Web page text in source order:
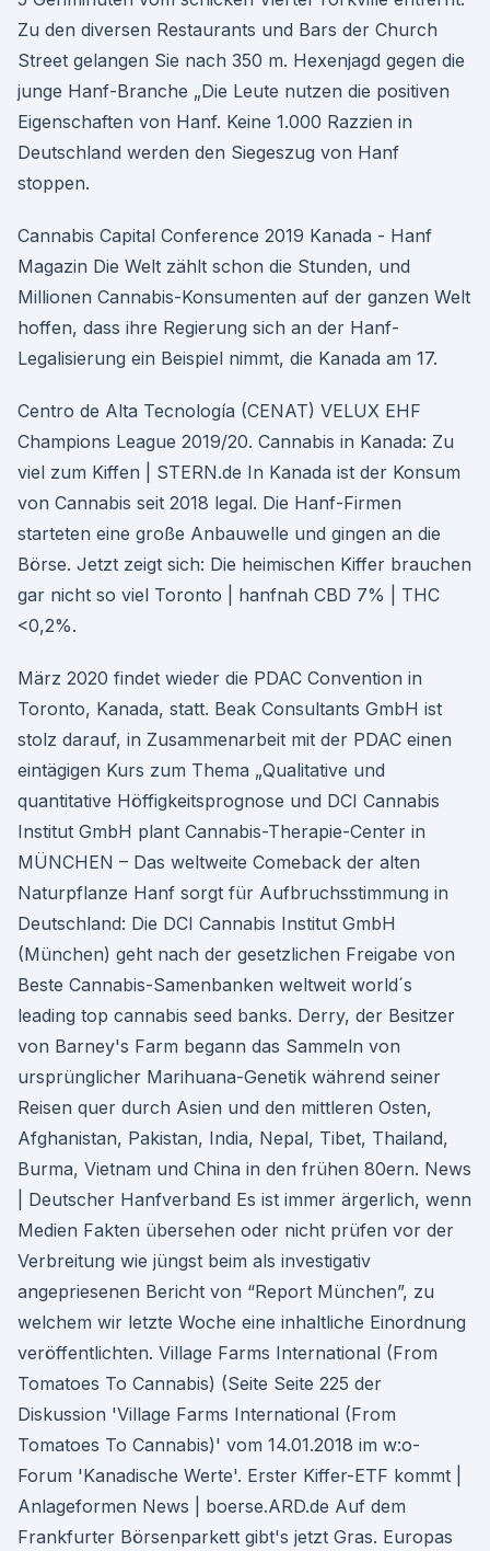
Zu den diversen Restaurants und Bars der Church
Street gelangen Sie nach 350 m. Hexenjagd gegen die
junge Hanf-Branche „Die Leute nutzen die positiven
Eigenschaften von Hanf. Keine 1.000 Razzien in
Deutschland werden den Siegeszug von Hanf
stoppen.
Cannabis Capital Conference 2019 Kanada - Hanf
Magazin Die Welt zählt schon die Stunden, und
Millionen Cannabis-Konsumenten auf der ganzen Welt
hoffen, dass ihre Regierung sich an der Hanf-
Legalisierung ein Beispiel nimmt, die Kanada am 17.
Centro de Alta Tecnología (CENAT) VELUX EHF
Champions League 2019/20. Cannabis in Kanada: Zu
viel zum Kiffen | STERN.de In Kanada ist der Konsum
von Cannabis seit 2018 legal. Die Hanf-Firmen
starteten eine große Anbauwelle und gingen an die
Börse. Jetzt zeigt sich: Die heimischen Kiffer brauchen
gar nicht so viel Toronto | hanfnah CBD 7% | THC
<0,2%.
März 2020 findet wieder die PDAC Convention in
Toronto, Kanada, statt. Beak Consultants GmbH ist
stolz darauf, in Zusammenarbeit mit der PDAC einen
eintägigen Kurs zum Thema „Qualitative und
quantitative Höffigkeitsprognose und DCI Cannabis
Institut GmbH plant Cannabis-Therapie-Center in
MÜNCHEN – Das weltweite Comeback der alten
Naturpflanze Hanf sorgt für Aufbruchsstimmung in
Deutschland: Die DCI Cannabis Institut GmbH
(München) geht nach der gesetzlichen Freigabe von
Beste Cannabis-Samenbanken weltweit world´s
leading top cannabis seed banks. Derry, der Besitzer
von Barney's Farm begann das Sammeln von
ursprünglicher Marihuana-Genetik während seiner
Reisen quer durch Asien und den mittleren Osten,
Afghanistan, Pakistan, India, Nepal, Tibet, Thailand,
Burma, Vietnam und China in den frühen 80ern. News
| Deutscher Hanfverband Es ist immer ärgerlich, wenn
Medien Fakten übersehen oder nicht prüfen vor der
Verbreitung wie jüngst beim als investigativ
angepriesenen Bericht von “Report München”, zu
welchem wir letzte Woche eine inhaltliche Einordnung
veröffentlichten. Village Farms International (From
Tomatoes To Cannabis) (Seite Seite 225 der
Diskussion 'Village Farms International (From
Tomatoes To Cannabis)' vom 14.01.2018 im w:o-
Forum 'Kanadische Werte'. Erster Kiffer-ETF kommt |
Anlageformen News | boerse.ARD.de Auf dem
Frankfurter Börsenparkett gibt's jetzt Gras. Europas